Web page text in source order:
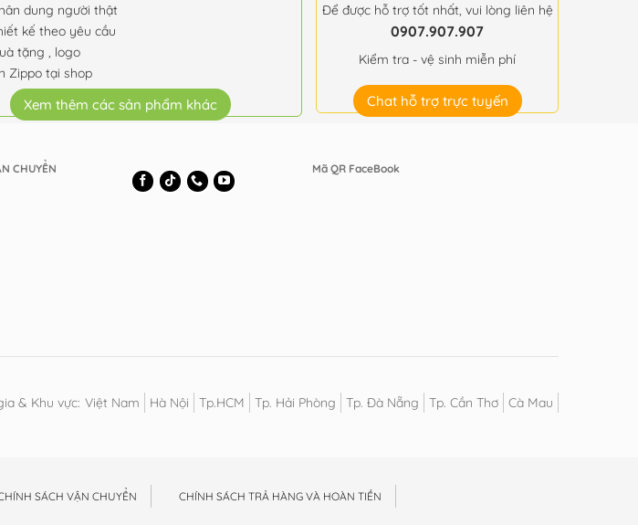
dung người thật
kế theo yêu cầu
tặng , logo
Zippo tại shop
Xem thêm các sản phẩm khác
Để được hỗ trợ tốt nhất, vui lòng liên hệ
0907.907.907
Kiểm tra - vệ sinh miễn phí
Chat hỗ trợ trực tuyến
CHUYỂN Mã QR FaceBook
& Khu vực: Việt Nam Hà Nội Tp.HCM Tp. Hải Phòng Tp. Đà Nẵng Tp. Cần Thơ Cà Mau
SÁCH VẬN CHUYỂN CHÍNH SÁCH TRẢ HÀNG VÀ HOÀN TIỀN